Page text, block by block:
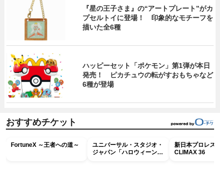
『星の王子さま』の“アートプレート”がカ
プセルトイに登場！ 印象的なモチーフを
描いた全6種
ハッピーセット「ポケモン」第1弾が本日
発売！ ピカチュウの転がすおもちゃなど
6種が登場
おすすめチケット
FortuneX ～王者への道～
ユニバーサル・スタジオ・
ジャパン「ハロウィーン・
新日本プロレス
CLIMAX 36